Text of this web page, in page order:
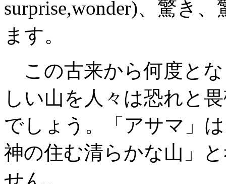
surprise,wonder)、驚き
ます。
この古来から何度と
しい山を人々は恐れと
でしょう。「アサマ」
神の住む清らかな山」